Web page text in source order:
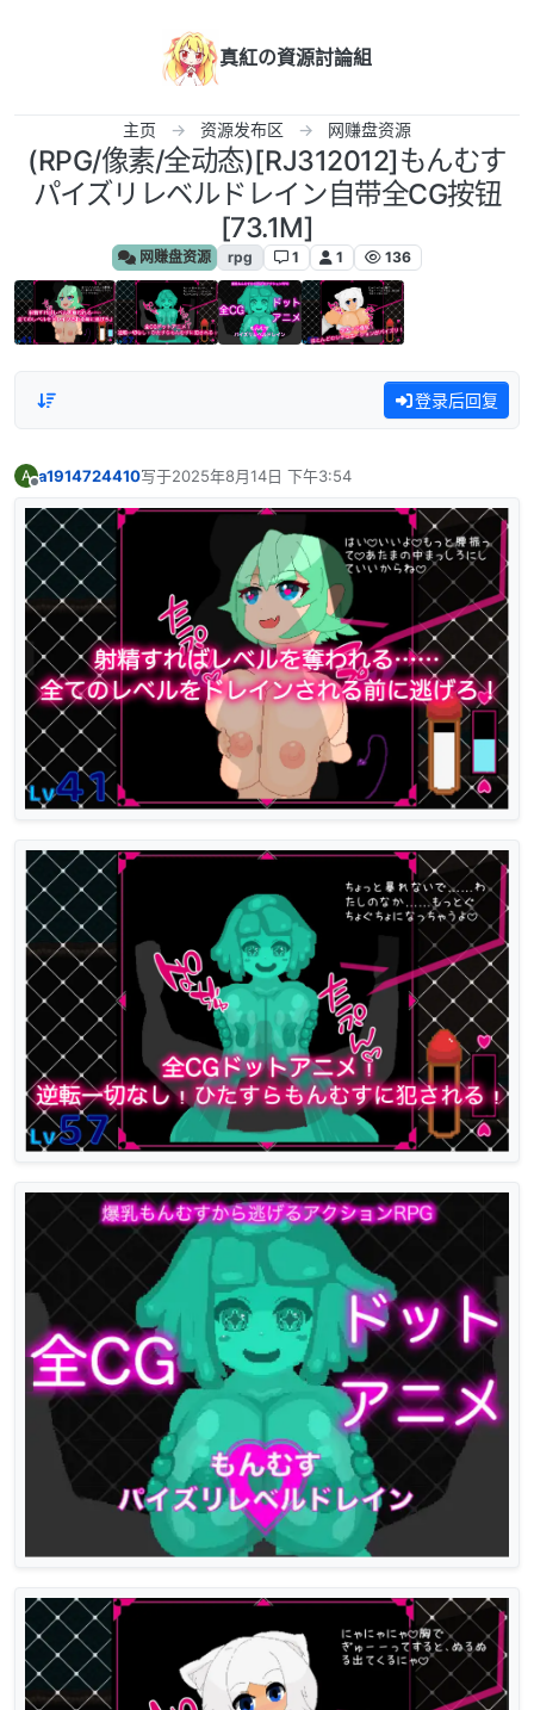
真紅の資源討論組
主页 资源发布区 网赚盘资源
(RPG/像素/全动态)[RJ312012]もんむす
パイズリレベルドレイン自带全CG按钮
[73.1M]
网赚盘资源 rpg 1 1 136
登录后回复
A a1914724410写于2025年8月14日 下午3:54
最后由 编辑